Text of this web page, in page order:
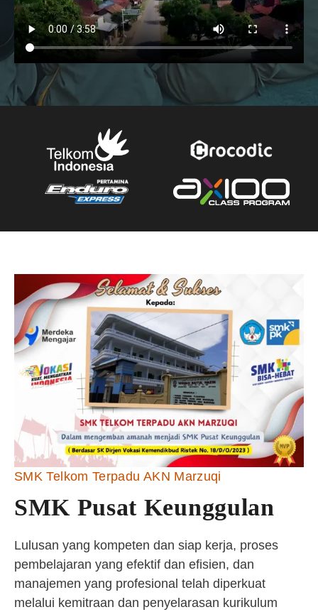
SMK Telkom Terpadu AKN Marzuqi
SMK Pusat Keunggulan
Lulusan yang kompeten dan siap kerja, proses
pembelajaran yang efektif dan efisien, dan
manajemen yang profesional telah diperkuat
melalui kemitraan dan penyelarasan kurikulum